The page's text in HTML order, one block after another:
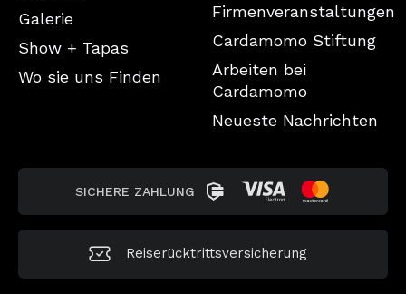
Galerie
Show + Tapas
Wo sie uns Finden
Firmenveranstaltungen
Cardamomo Stiftung
Arbeiten bei
Cardamomo
Neueste Nachrichten
SICHERE ZAHLUNG
Reiserücktrittsversicherung